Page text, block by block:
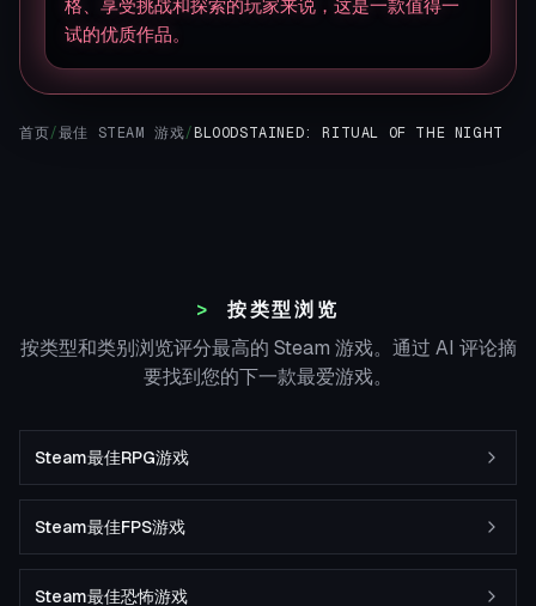
格、享受挑战和探索的玩家来说，这是一款值得一
试的优质作品。
首页/最佳 STEAM 游戏/ BLOODSTAINED: RITUAL OF THE NIGHT
按类型浏览
按类型和类别浏览评分最高的 Steam 游戏。通过 AI 评论摘
要找到您的下一款最爱游戏。
Steam最佳RPG游戏
Steam最佳FPS游戏
Steam最佳恐怖游戏